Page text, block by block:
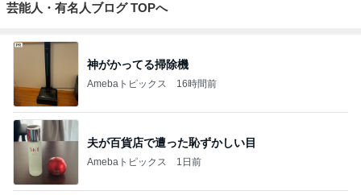
芸能人・有名人ブログ TOPへ
神がかってる掃除機
Amebaトピックス 16時間前
夫が百貨店で遭った恥ずかしい目
Amebaトピックス 1日前